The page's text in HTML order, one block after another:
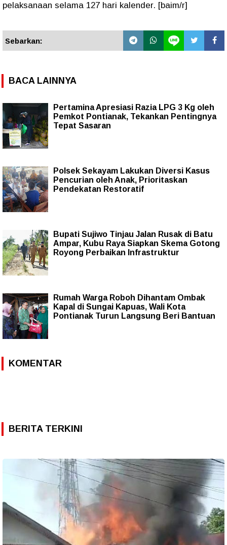
pelaksanaan selama 127 hari kalender. [baim/r]
Sebarkan:
BACA LAINNYA
Pertamina Apresiasi Razia LPG 3 Kg oleh
Pemkot Pontianak, Tekankan Pentingnya
Tepat Sasaran
Polsek Sekayam Lakukan Diversi Kasus
Pencurian oleh Anak, Prioritaskan
Pendekatan Restoratif
Bupati Sujiwo Tinjau Jalan Rusak di Batu
Ampar, Kubu Raya Siapkan Skema Gotong
Royong Perbaikan Infrastruktur
Rumah Warga Roboh Dihantam Ombak
Kapal di Sungai Kapuas, Wali Kota
Pontianak Turun Langsung Beri Bantuan
KOMENTAR
BERITA TERKINI